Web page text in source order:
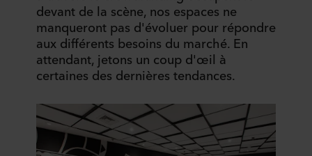
devant de la scène, nos espaces ne
manqueront pas d'évoluer pour répondre
aux différents besoins du marché. En
attendant, jetons un coup d'œil à
certaines des dernières tendances.